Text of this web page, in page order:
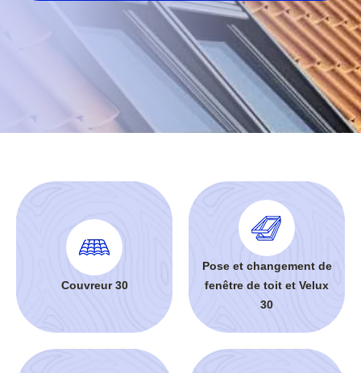
Couvreur 30
Pose et changement de
fenêtre de toit et Velux
30